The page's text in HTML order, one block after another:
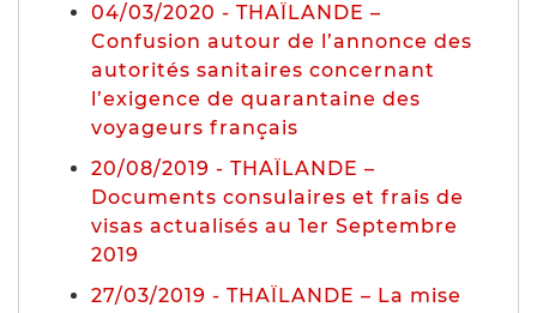
04/03/2020 - THAÏLANDE –
Confusion autour de l’annonce des
autorités sanitaires concernant
l’exigence de quarantaine des
voyageurs français
20/08/2019 - THAÏLANDE –
Documents consulaires et frais de
visas actualisés au 1er Septembre
2019
27/03/2019 - THAÏLANDE – La mise